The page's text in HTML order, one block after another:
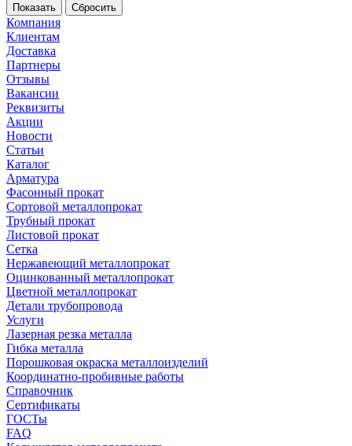
Сбросить
Компания
Клиентам
Доставка
Партнеры
Отзывы
Вакансии
Реквизиты
Акции
Новости
Статьи
Каталог
Арматура
Фасонный прокат
Сортовой металлопрокат
Трубный прокат
Листовой прокат
Сетка
Нержавеющий металлопрокат
Оцинкованный металлопрокат
Цветной металлопрокат
Детали трубопровода
Услуги
Лазерная резка металла
Гибка металла
Порошковая окраска металлоизделий
Координатно-пробивные работы
Справочник
Сертификаты
ГОСТы
FAQ